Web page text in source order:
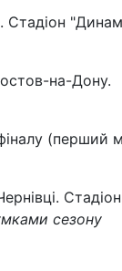
Стадіон
на-Дону.
(перший
Стадіон
сезону